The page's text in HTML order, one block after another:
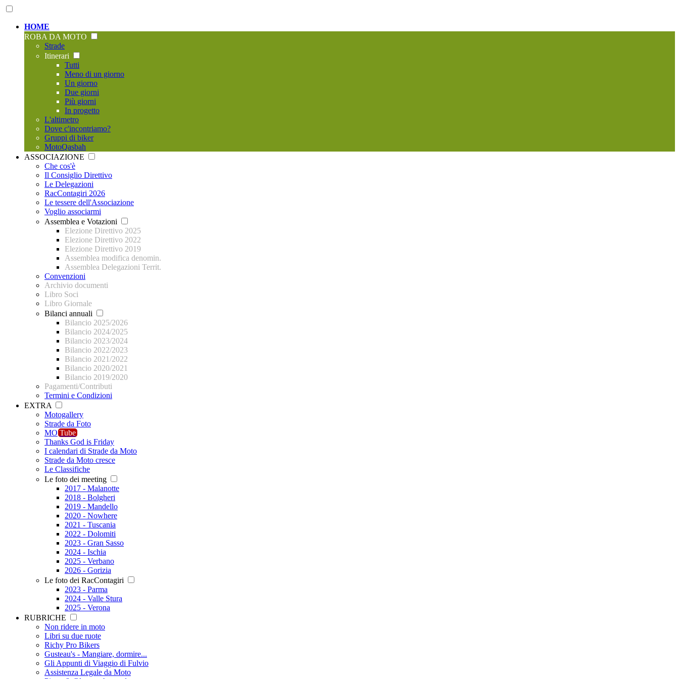
HOME
ROBA DA MOTO
Strade
Itinerari
Tutti
Meno di un giorno
Un giorno
Due giorni
Più giorni
In progetto
L'altimetro
Dove c'incontriamo?
Gruppi di biker
MotoQasbah
ASSOCIAZIONE
Che cos'è
Il Consiglio Direttivo
Le Delegazioni
RacContagiri 2026
Le tessere dell'Associazione
Voglio associarmi
Assemblea e Votazioni
Elezione Direttivo 2025
Elezione Direttivo 2022
Elezione Direttivo 2019
Assemblea modifica denomin.
Assemblea Delegazioni Territ.
Convenzioni
Archivio documenti
Libro Soci
Libro Giornale
Bilanci annuali
Bilancio 2025/2026
Bilancio 2024/2025
Bilancio 2023/2024
Bilancio 2022/2023
Bilancio 2021/2022
Bilancio 2020/2021
Bilancio 2019/2020
Pagamenti/Contributi
Termini e Condizioni
EXTRA
Motogallery
Strade da Foto
MO Tube
Thanks God is Friday
I calendari di Strade da Moto
Strade da Moto cresce
Le Classifiche
Le foto dei meeting
2017 - Malanotte
2018 - Bolgheri
2019 - Mandello
2020 - Nowhere
2021 - Tuscania
2022 - Dolomiti
2023 - Gran Sasso
2024 - Ischia
2025 - Verbano
2026 - Gorizia
Le foto dei RacContagiri
2023 - Parma
2024 - Valle Stura
2025 - Verona
RUBRICHE
Non ridere in moto
Libri su due ruote
Richy Pro Bikers
Gusteau's - Mangiare, dormire...
Gli Appunti di Viaggio di Fulvio
Assistenza Legale da Moto